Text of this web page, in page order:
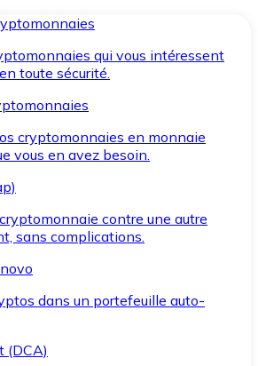
qui vous intéressent
toute sécurité.
cryptomonnaies en monnaie
vous en avez besoin.
contre une autre
sans complications.
dans un portefeuille auto-
(DCA)